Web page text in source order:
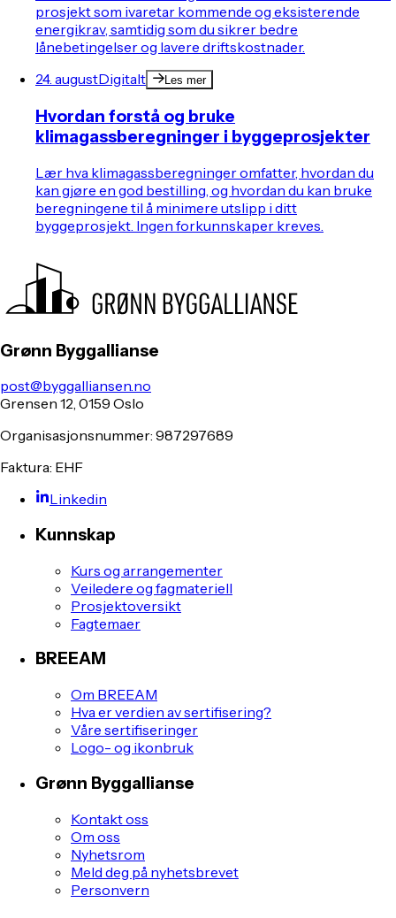
prosjekt som ivaretar kommende og eksisterende
energikrav, samtidig som du sikrer bedre
lånebetingelser og lavere driftskostnader.
24. augustDigitalt Les mer
Hvordan forstå og bruke
klimagassberegninger i byggeprosjekter
Lær hva klimagassberegninger omfatter, hvordan du
kan gjøre en god bestilling, og hvordan du kan bruke
beregningene til å minimere utslipp i ditt
byggeprosjekt. Ingen forkunnskaper kreves.
Grønn Byggallianse
post@byggalliansen.no
Grensen 12, 0159 Oslo
Organisasjonsnummer: 987297689
Faktura: EHF
Linkedin
Kunnskap
Kurs og arrangementer
Veiledere og fagmateriell
Prosjektoversikt
Fagtemaer
BREEAM
Om BREEAM
Hva er verdien av sertifisering?
Våre sertifiseringer
Logo- og ikonbruk
Grønn Byggallianse
Kontakt oss
Om oss
Nyhetsrom
Meld deg på nyhetsbrevet
Personvern